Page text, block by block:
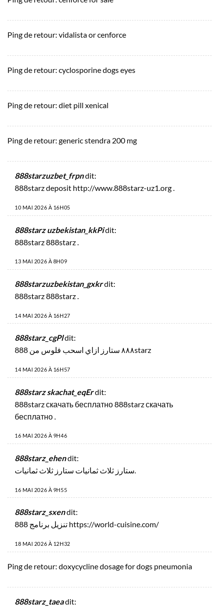
Ping de retour: vidalista or cenforce
Ping de retour: cyclosporine dogs eyes
Ping de retour: diet pill xenical
Ping de retour: generic stendra 200 mg
888starzuzbet_frpndit:
888starz deposit http://www.888starz-uz1.org.
10 MAI 2026 À 16H05
888starz uzbekistan_kkPidit:
888starz888starz
13 MAI 2026 À 8H09
888starzuzbekistan_gxkrdit:
888starz888starz.
14 MAI 2026 À 16H27
888starz_cgPldit:
٨٨٨ ستارزازاي اسحب فلوس من 888starz
14 MAI 2026 À 16H57
888starz skachat_eqErdit:
888starz скачать бесплатно888starz скачать
бесплатно
16 MAI 2026 À 9H46
888starz_ehendit:
ستارز ثلاث ثمانيات ستارز ثلاث ثمانيات .
16 MAI 2026 À 9H55
888starz_sxendit:
https://world-cuisine.com/
18 MAI 2026 À 12H32
Ping de retour: doxycycline dosage for dogs pneumonia
888starz_taeadit: